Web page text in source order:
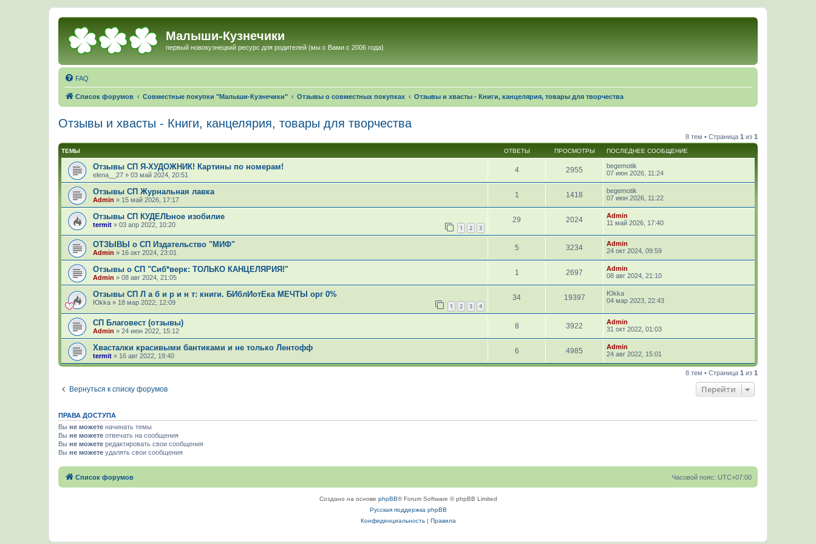
Малыши-Кузнечики
первый новокузнецкий ресурс для родителей (мы с Вами с 2006 года)
FAQ
Список форумов Совместные покупки "Малыши-Кузнечики" Отзывы о совместных покупках Отзывы и хвасты - Книги, канцелярия, товары для творчества
Отзывы и хвасты - Книги, канцелярия, товары для творчества
8 тем • Страница 1 из 1
ТЕМЫ ОТВЕТЫ ПРОСМОТРЫ ПОСЛЕДНЕЕ СООБЩЕНИЕ
Отзывы СП Я-ХУДОЖНИК! Картины по номерам!
elena__27 » 03 май 2024, 20:51
4 2955
begemotik
07 июн 2026, 11:24
Отзывы СП Журнальная лавка
Admin » 15 май 2026, 17:17
1 1418
begemotik
07 июн 2026, 11:22
Отзывы СП КУДЕЛЬное изобилие
termit » 03 апр 2022, 10:20 1 2 3
29 2024
Admin
11 май 2026, 17:40
ОТЗЫВЫ о СП Издательство "МИФ"
Admin » 16 окт 2024, 23:01
5 3234
Admin
24 окт 2024, 09:59
Отзывы о СП "Сиб*верк: ТОЛЬКО КАНЦЕЛЯРИЯ!"
Admin » 08 авг 2024, 21:05
1 2697
Admin
08 авг 2024, 21:10
Отзывы СП Л а б и р и н т: книги. БИблИотЕка МЕЧТЫ орг 0%
Юkka » 18 мар 2022, 12:09 1 2 3 4
34 19397
Юkka
04 мар 2023, 22:43
СП Благовест (отзывы)
Admin » 24 июн 2022, 15:12
8 3922
Admin
31 окт 2022, 01:03
Хвасталки красивыми бантиками и не только Лентофф
termit » 16 авг 2022, 19:40
6 4985
Admin
24 авг 2022, 15:01
8 тем • Страница 1 из 1
Вернуться к списку форумов Перейти
ПРАВА ДОСТУПА
Вы не можете начинать темы
Вы не можете отвечать на сообщения
Вы не можете редактировать свои сообщения
Вы не можете удалять свои сообщения
Список форумов Часовой пояс: UTC+07:00
Создано на основе phpBB® Forum Software © phpBB Limited
Русская поддержка phpBB
Конфиденциальность| Правила